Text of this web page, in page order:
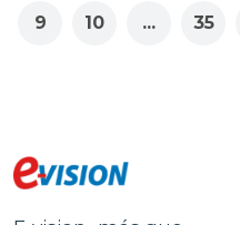
9 10 ... 35